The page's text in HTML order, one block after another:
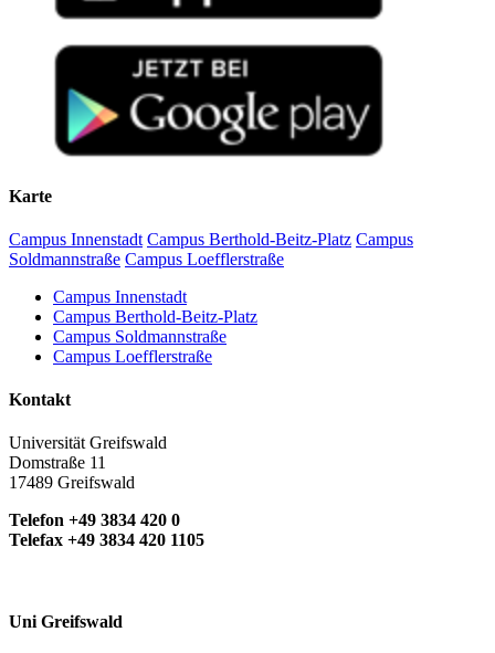
Karte
Campus Innenstadt Campus Berthold-Beitz-Platz Campus
Soldmannstraße Campus Loefflerstraße
Campus Innenstadt
Campus Berthold-Beitz-Platz
Campus Soldmannstraße
Campus Loefflerstraße
Kontakt
Universität Greifswald
Domstraße 11
17489 Greifswald
Telefon +49 3834 420 0
Telefax +49 3834 420 1105
Uni Greifswald